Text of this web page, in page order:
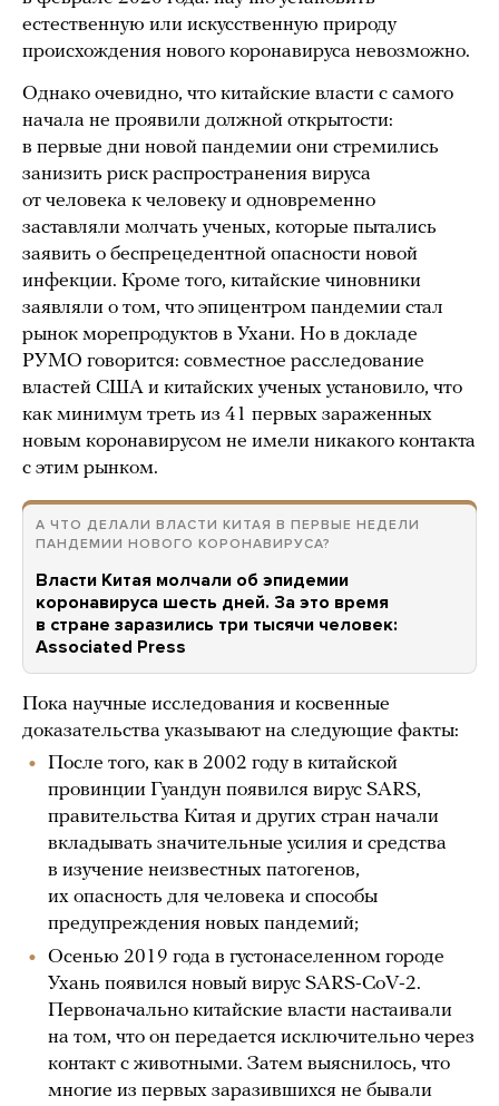
естественную или искусственную природу
происхождения нового коронавируса невозможно.
Однако очевидно, что китайские власти с самого
начала не проявили должной открытости:
в первые дни новой пандемии они стремились
занизить риск распространения вируса
от человека к человеку и одновременно
заставляли молчать ученых, которые пытались
заявить о беспрецедентной опасности новой
инфекции. Кроме того, китайские чиновники
заявляли о том, что эпицентром пандемии стал
рынок морепродуктов в Ухани. Но в докладе
РУМО говорится: совместное расследование
властей США и китайских ученых установило, что
как минимум треть из 41 первых зараженных
новым коронавирусом не имели никакого контакта
с этим рынком.
А ЧТО ДЕЛАЛИ ВЛАСТИ КИТАЯ В ПЕРВЫЕ НЕДЕЛИ
ПАНДЕМИИ НОВОГО КОРОНАВИРУСА?
Власти Китая молчали об эпидемии
коронавируса шесть дней. За это время
в стране заразились три тысячи человек:
Associated Press
Пока научные исследования и косвенные
доказательства указывают на следующие факты:
После того, как в 2002 году в китайской
провинции Гуандун появился вирус SARS,
правительства Китая и других стран начали
вкладывать значительные усилия и средства
в изучение неизвестных патогенов,
их опасность для человека и способы
предупреждения новых пандемий;
Осенью 2019 года в густонаселенном городе
Ухань появился новый вирус SARS-CoV-2.
Первоначально китайские власти настаивали
на том, что он передается исключительно через
контакт с животными. Затем выяснилось, что
многие из первых заразившихся не бывали